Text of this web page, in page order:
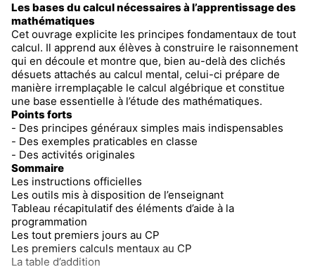
Les bases du calcul nécessaires à l’apprentissage des
mathématiques
Cet ouvrage explicite les principes fondamentaux de tout
calcul. Il apprend aux élèves à construire le raisonnement
qui en découle et montre que, bien au-delà des clichés
désuets attachés au calcul mental, celui-ci prépare de
manière irremplaçable le calcul algébrique et constitue
une base essentielle à l’étude des mathématiques.
Points forts
- Des principes généraux simples mais indispensables
- Des exemples praticables en classe
- Des activités originales
Sommaire
Les instructions officielles
Les outils mis à disposition de l’enseignant
Tableau récapitulatif des éléments d’aide à la
programmation
Les tout premiers jours au CP
Les premiers calculs mentaux au CP
La table d’addition